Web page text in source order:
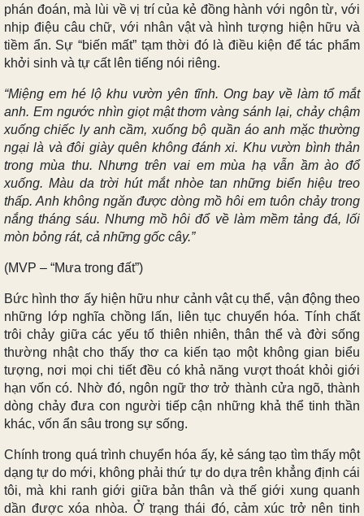
phán đoán, mà lùi về vị trí của kẻ đồng hành với ngôn từ, với
nhịp điệu câu chữ, với nhân vật và hình tượng hiện hữu và
tiềm ẩn. Sự “biến mất” tạm thời đó là điều kiện để tác phẩm
khởi sinh và tự cất lên tiếng nói riêng.
“Miệng em hé lộ khu vườn yên tĩnh. Ong bay về làm tổ mắt
anh. Em ngước nhìn giọt mật thơm vàng sánh lại, chảy chậm
xuống chiếc ly anh cầm, xuống bộ quần áo anh mặc thường
ngại là và đôi giày quên không đánh xi. Khu vườn bình thản
trong mùa thu. Nhưng trên vai em mùa hạ vẫn ầm ào đổ
xuống. Màu da trời hút mắt nhòe tan những biển hiệu treo
thấp. Anh không ngăn được dòng mồ hôi em tuôn chảy trong
nắng tháng sáu. Nhưng mồ hôi đổ về làm mềm tảng đá, lối
mòn bỏng rát, cả những gốc cây.”
(MVP – “Mưa trong đất”)
Bức hình thơ ấy hiện hữu như cảnh vật cụ thể, vận động theo
những lớp nghĩa chồng lấn, liên tục chuyển hóa. Tính chất
trôi chảy giữa các yếu tố thiên nhiên, thân thể và đời sống
thường nhật cho thấy thơ ca kiến tạo một không gian biểu
tượng, nơi mọi chi tiết đều có khả năng vượt thoát khỏi giới
hạn vốn có. Nhờ đó, ngôn ngữ thơ trở thành cửa ngõ, thành
dòng chảy đưa con người tiếp cận những khả thể tinh thần
khác, vốn ẩn sâu trong sự sống.
Chính trong quá trình chuyển hóa ấy, kẻ sáng tạo tìm thấy một
dạng tự do mới, không phải thứ tự do dựa trên khẳng định cái
tôi, mà khi ranh giới giữa bản thân và thế giới xung quanh
dần được xóa nhòa. Ở trạng thái đó, cảm xúc trở nên tinh